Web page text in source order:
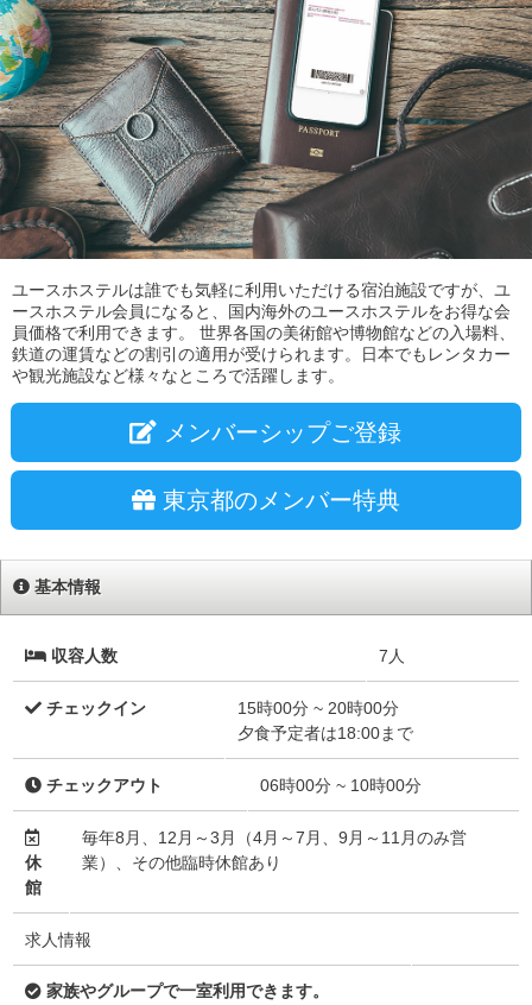
ユースホステルは誰でも気軽に利用いただける宿泊施設ですが、ユ
ースホステル会員になると、国内海外のユースホステルをお得な会
員価格で利用できます。 世界各国の美術館や博物館などの入場料、
鉄道の運賃などの割引の適用が受けられます。日本でもレンタカー
や観光施設など様々なところで活躍します。
メンバーシップご登録
東京都のメンバー特典
基本情報
収容人数 7人
チェックイン
15時00分 ~ 20時00分
夕食予定者は18:00まで
チェックアウト 06時00分 ~ 10時00分
休
館
毎年8月、12月～3月（4月～7月、9月～11月のみ営
業）、その他臨時休館あり
求人情報
家族やグループで一室利用できます。